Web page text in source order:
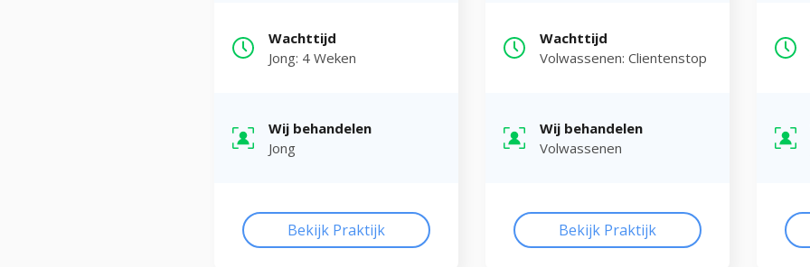
Wachttijd
Jong: 4 Weken
Wij behandelen
Jong
Bekijk Praktijk
Wachttijd
Volwassenen: Clientenstop
Wij behandelen
Volwassenen
Bekijk Praktijk